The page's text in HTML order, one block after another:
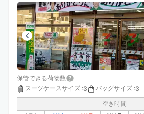
保管できる荷物数
スーツケースサイズ :3 バッグサイズ :3
空き時間